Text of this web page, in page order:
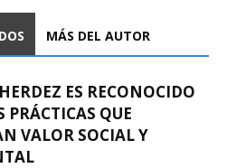
MÁS DEL AUTOR
ES RECONOCIDO
PRÁCTICAS QUE
VALOR SOCIAL Y